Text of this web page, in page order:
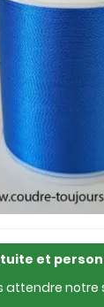
et
attendre notre